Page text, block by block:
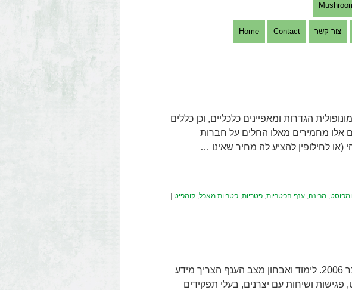
צור קשר Contact
Home
מונופולית הגדרות ומאפיינים כלכליים, וכן כללים
אלו מחמירים מאלו החלים על חברות
לחילופין להציע לה מחיר שאינו …
, מרינה, ענף הפטריות, פטריות, פטריות מאכל, קומפיט
הסקירה בוצעה ע"י חברת צנובר יועצים בע"מ, בנובמבר 2006. לימוד ואבחון מצב הענף הצריך מידע
פגישות ושיחות עם יצרנים, בעלי תפקידים